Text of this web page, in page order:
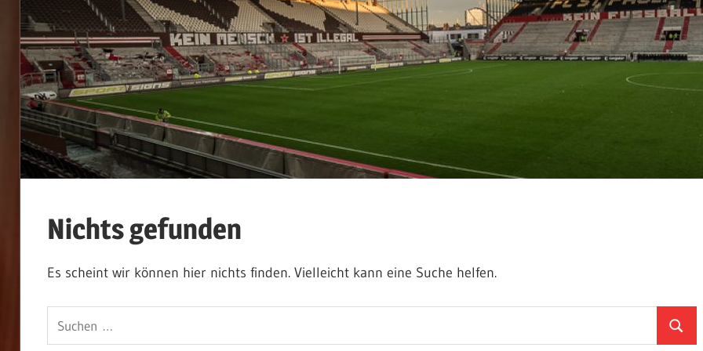
Nichts gefunden
Es scheint wir können hier nichts finden. Vielleicht kann eine Suche helfen.
Suchen
nach: